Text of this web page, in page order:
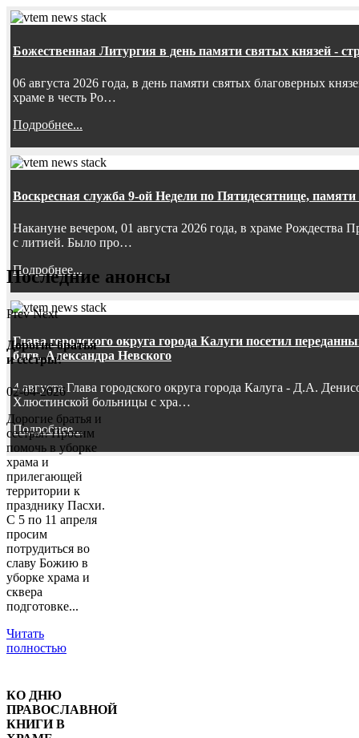
Божественная Литургия в день памяти святых князей -
06 августа 2026 года, в день памяти святых благоверных
храме в честь Ро…
Подробнее...
Воскресная служба 9-ой Недели по Пятидесятнице,
Накануне вечером, 01 августа 2026 года, в храме
с литией. Было про…
Подробнее...
Глава городского округа города Калуги посетил
блгв. Александра Невского
4 августа Глава городского округа города Калуга - Д.А.
Хлюстинской больницы с хра…
Подробнее...
Последние анонсы
Prev Next
Дорогие братья
и сестры!
02-04-2026
Дорогие братья и
сестры! Просим
помочь в уборке
храма и
прилегающей
территории к
празднику Пасхи.
С 5 по 11 апреля
просим
потрудиться во
славу Божию в
уборке храма и
сквера
подготовке...
Читать
полностью
КО ДНЮ
ПРАВОСЛАВНОЙ
КНИГИ В